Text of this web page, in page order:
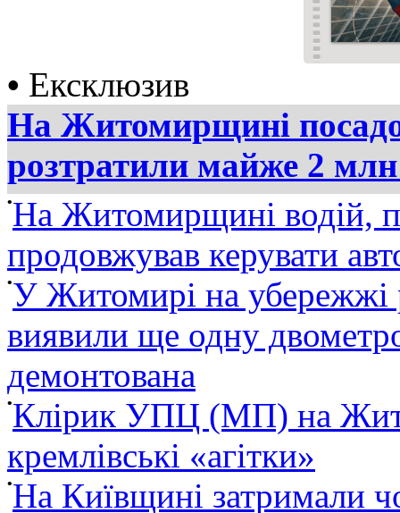
• Ексклюзив
На Житомирщині
розтратили майже 2
•На Житомирщині водій,
продовжував керувати
•У Житомирі на убережжі
виявили ще одну
демонтована
•Клірик УПЦ (МП) на
кремлівські «агітки»
•На Київщині затримали